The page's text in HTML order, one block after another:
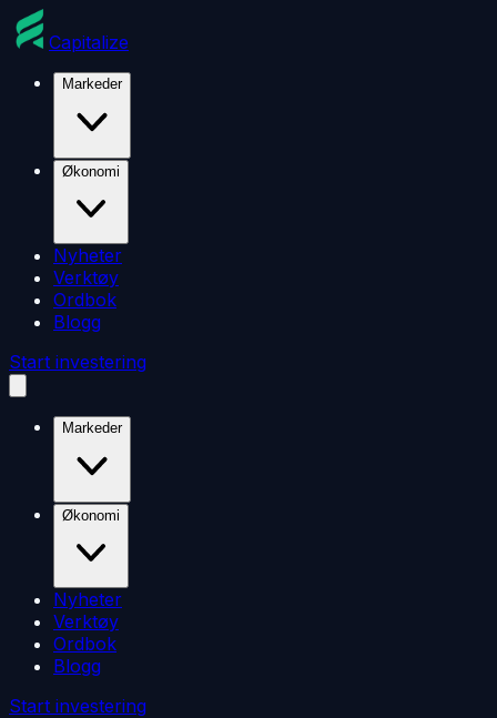
Capitalize
Markeder
Økonomi
Nyheter
Verktøy
Ordbok
Blogg
Start investering
Markeder
Økonomi
Nyheter
Verktøy
Ordbok
Blogg
Start investering